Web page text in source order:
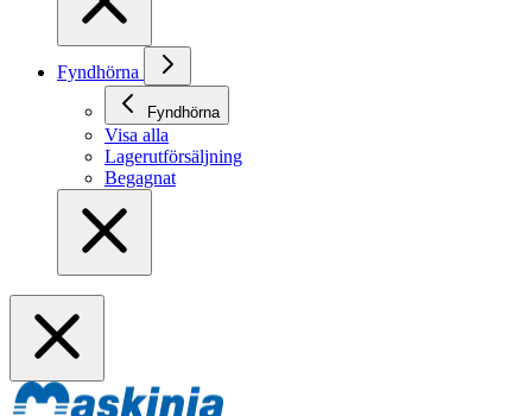
Fyndhörna
Fyndhörna
Visa alla
Lagerutförsäljning
Begagnat